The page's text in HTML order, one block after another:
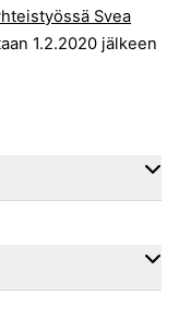
Svea
1.2.2020 jälkeen